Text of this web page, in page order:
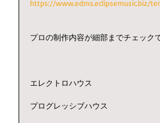
https://www.edms.eclipsemusic.biz/
プロの制作内容が細部までチェック
エレクトロハウス
プログレッシブハウス